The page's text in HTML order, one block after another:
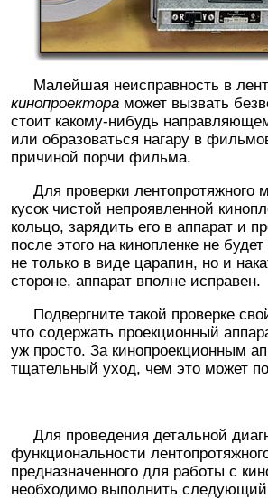
Малейшая неисправность в
кинопроектора может вызвать
стоит какому-нибудь
или образоваться нагару в
причиной порчи фильма.
Для проверки лентопротяжного
кусок чистой непроявленной
кольцо, зарядить его в аппарат и
после этого на кинопленке не
не только в виде царапин, но и
стороне, аппарат вполне исправен.
Подвергните такой проверке
что содержать проекционный
уж просто. За кинопроекционным
тщательный уход, чем это может
Для проведения детальной
функциональности
предназначенного для работы с
необходимо выполнить